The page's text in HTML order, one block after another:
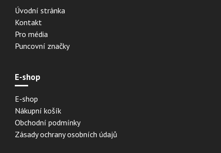
Úvodní stránka
Kontakt
Pro média
Puncovní značky
E-shop
E-shop
Nákupní košík
Obchodní podmínky
Zásady ochrany osobních údajů